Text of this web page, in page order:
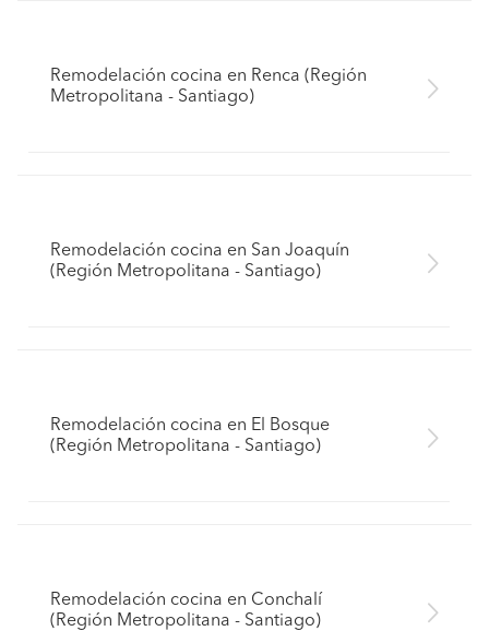
Remodelación cocina en Renca (Región
Metropolitana - Santiago)
Remodelación cocina en San Joaquín
(Región Metropolitana - Santiago)
Remodelación cocina en El Bosque
(Región Metropolitana - Santiago)
Remodelación cocina en Conchalí
(Región Metropolitana - Santiago)